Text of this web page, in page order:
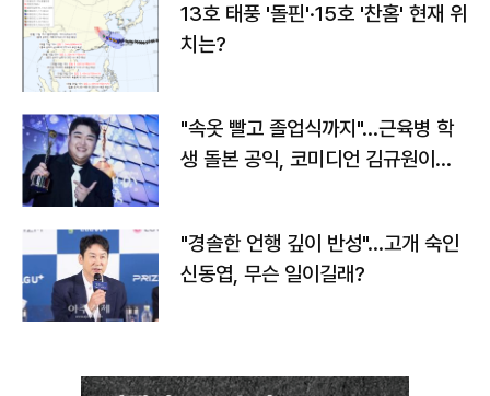
13호 태풍 '돌핀'·15호 '찬홈' 현재 위
치는?
"속옷 빨고 졸업식까지"…근육병 학
생 돌본 공익, 코미디언 김규원이었
"경솔한 언행 깊이 반성"…고개 숙인
신동엽, 무슨 일이길래?